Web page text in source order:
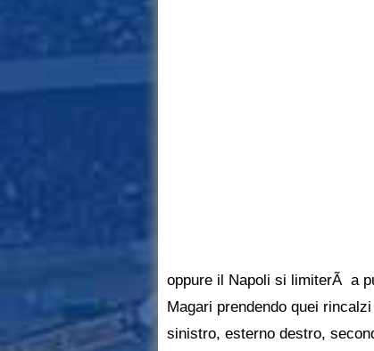
oppure il Napoli si limiterÃ a
Magari prendendo quei
sinistro, esterno destro,